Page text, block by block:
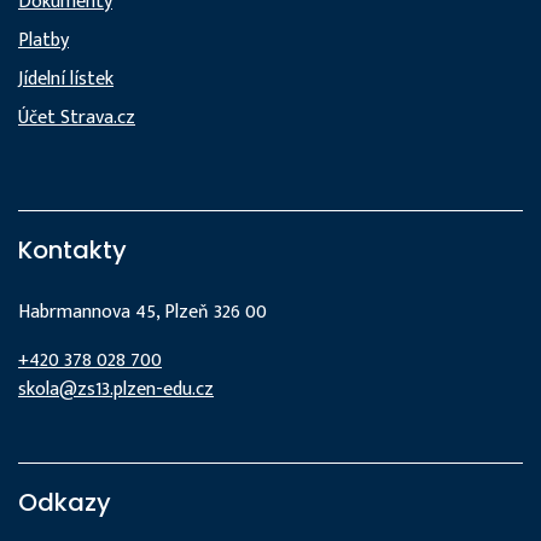
Platby
Jídelní lístek
Účet Strava.cz
Kontakty
Habrmannova 45, Plzeň 326 00
+420 378 028 700
skola@zs13.plzen-edu.cz
Odkazy